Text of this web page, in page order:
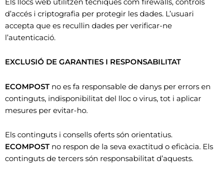
Els llocs web utilitzen tècniques com firewalls, controls
d’accés i criptografia per protegir les dades. L’usuari
accepta que es recullin dades per verificar-ne
l’autenticació.
EXCLUSIÓ DE GARANTIES I RESPONSABILITAT
ECOMPOST no es fa responsable de danys per errors en
continguts, indisponibilitat del lloc o virus, tot i aplicar
mesures per evitar-ho.
Els continguts i consells oferts són orientatius.
ECOMPOST no respon de la seva exactitud o eficàcia. Els
continguts de tercers són responsabilitat d’aquests.